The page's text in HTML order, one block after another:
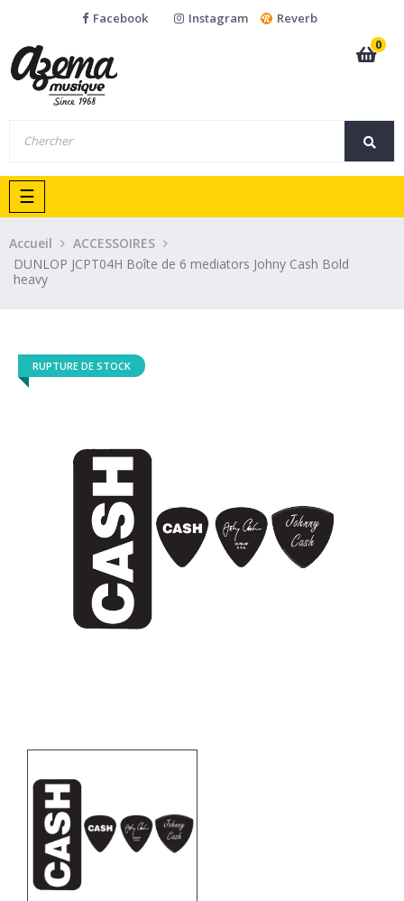
Facebook Instagram
Reverb
0
Basculer
la
navigation
☰
Accueil
ACCESSOIRES
DUNLOP JCPT04H Boîte de 6 mediators Johny Cash Bold
heavy
RUPTURE DE STOCK